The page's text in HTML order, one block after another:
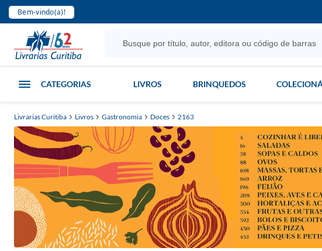
Bem-vindo(a)!
CATEGORIAS LIVROS BRINQUEDOS
Livrarias Curitiba Livros Gastronomia Doces 2163